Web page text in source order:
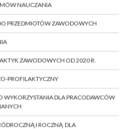
NAUCZANIA
PRZEDMIOTÓW ZAWODOWYCH
ZAWODOWYCH OD 2020 R.
PROFILAKTYCZNY
WYKORZYSTANIA DLA PRACODAWCÓW
I ROCZNĄ DLA